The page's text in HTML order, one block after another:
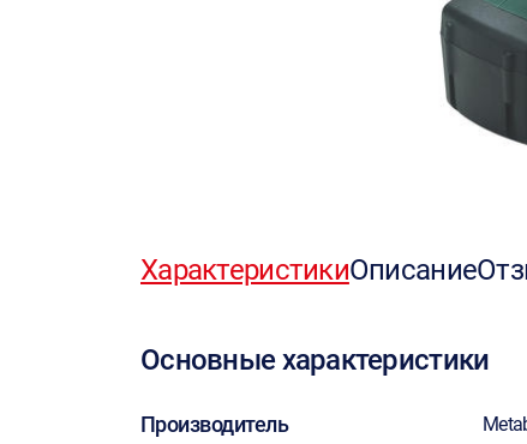
ХарактеристикиОписание
Основные характеристики
Производитель